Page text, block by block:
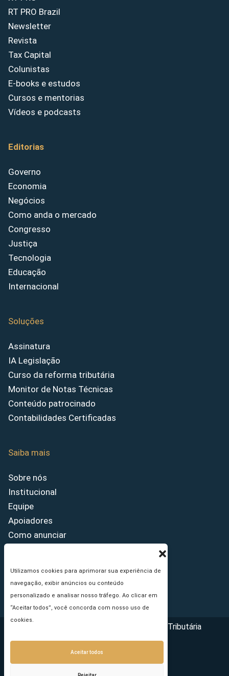
Utilizamos cookies para aprimorar sua experiência de
navegação, exibir anúncios ou conteúdo
personalizado e analisar nosso tráfego. Ao clicar em
“Aceitar todos”, você concorda com nosso uso de
cookies.
Aceitar todos
RT PRO Brazil
Newsletter
Revista
Tax Capital
Colunistas
E-books e estudos
Cursos e mentorias
Vídeos e podcasts
Editorias
Governo
Economia
Negócios
Como anda o mercado
Congresso
Justiça
Tecnologia
Educação
Internacional
Soluções
Assinatura
IA Legislação
Curso da reforma tributária
Monitor de Notas Técnicas
Conteúdo patrocinado
Contabilidades Certificadas
Saiba mais
Sobre nós
Institucional
Equipe
Apoiadores
Como anunciar
Princípios Editoriais
Copyright © 2026 - Portal da Reforma Tributária